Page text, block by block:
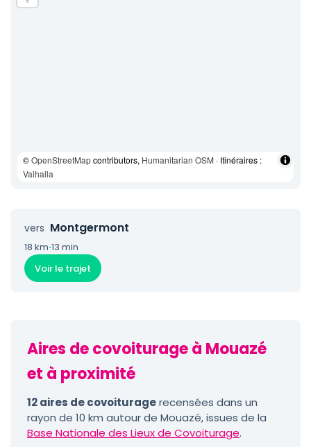
©OpenStreetMapcontributors, Humanitarian OSM · Itinéraires :
Valhalla
vers Montgermont
18 km·13 min
Voir le trajet
Aires de covoiturage à Mouazé
et à proximité
12 aires de covoituragerecensées dans un
rayon de 10 km autour de Mouazé, issues de la
Base Nationale des Lieux de Covoiturage.